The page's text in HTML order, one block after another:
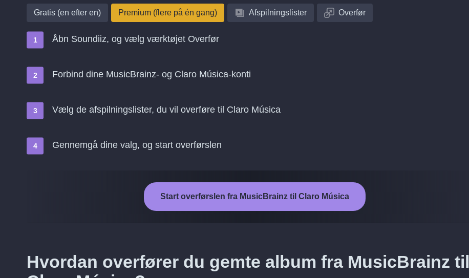
Gratis (en efter en) Premium (flere på én gang) Afspilningslister Overfør
Åbn Soundiiz, og vælg værktøjet Overfør
Forbind dine MusicBrainz- og Claro Música-konti
Vælg de afspilningslister, du vil overføre til Claro Música
Gennemgå dine valg, og start overførslen
Start overførslen fra MusicBrainz til Claro Música
Hvordan overfører du gemte album fra MusicBrainz til